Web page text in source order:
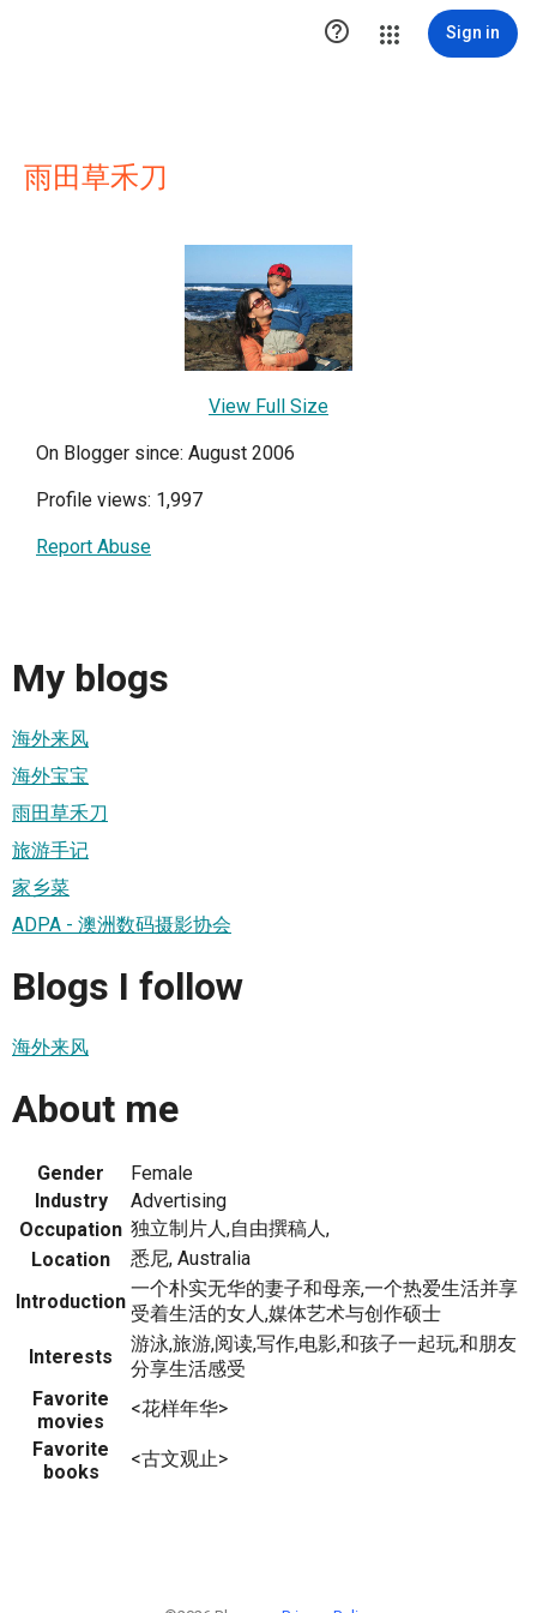
 Sign in
雨田草禾刀
View Full Size
On Blogger since: August 2006
Profile views: 1,997
Report Abuse
My blogs
海外来风
海外宝宝
雨田草禾刀
旅游手记
家乡菜
ADPA - 澳洲数码摄影协会
Blogs I follow
海外来风
About me
Gender
Female
Industry
Advertising
Occupation 独立制片人,自由撰稿人,
Location
悉尼, Australia
Introduction
一个朴实无华的妻子和母亲,一个热爱生活并享
受着生活的女人,媒体艺术与创作硕士
Interests
游泳,旅游,阅读,写作,电影,和孩子一起玩,和朋友
分享生活感受
Favorite
movies
<花样年华>
Favorite
books
<古文观止>